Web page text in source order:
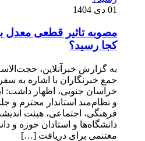
01 دی 1404
کجا رسید؟
به گزارش خبرآنلاین،
جمع خبرنگاران با اشاره به
خراسان جنوبی، اظهار داشت:
و نظام‌مند استاندار محترم و
فرهنگی، اجتماعی، هیئت
دانشگاه‌ها و استادان حوزه و
مغتنمی برای دریافت […]